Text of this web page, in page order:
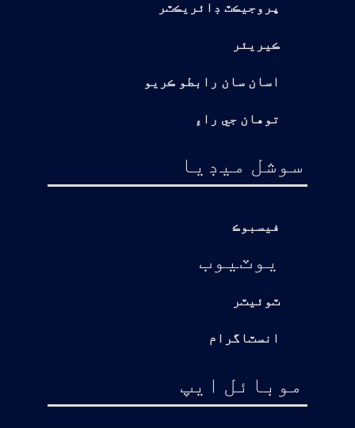
پروجيڪٽ ڊائريڪٽر
ڪيريئر
اسان سان رابطو ڪريو
توهان جي راءِ
سوشل ميڊيا
فيسبوڪ
يوٽيوب
ٽوئيٽر
انسٽاگرام
موبائل ايپ